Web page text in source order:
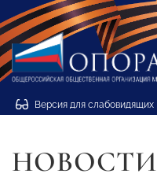
Версия для слабовидящих
НОВОСТИ